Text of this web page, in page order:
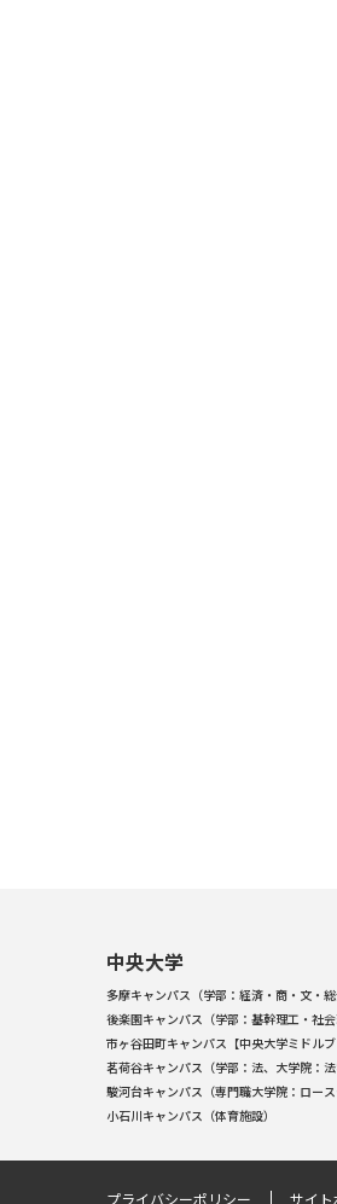
中央大学
多摩キャンパス（学部：経済・商・文・
後楽園キャンパス（学部：基幹理工・社
市ヶ谷田町キャンパス【中央大学ミドル
茗荷谷キャンパス（学部：法、大学院：法
駿河台キャンパス（専門職大学院：ロー
小石川キャンパス（体育施設）
プライバシーポリシー サイト